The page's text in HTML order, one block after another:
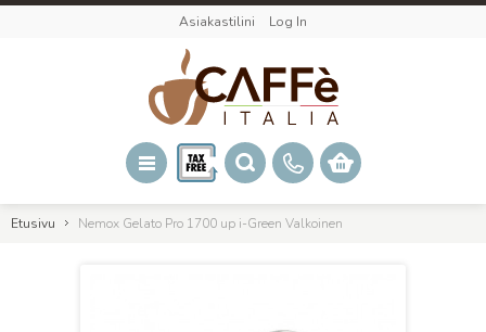
Asiakastilini Log In
Etusivu Nemox Gelato Pro 1700 up i-Green Valkoinen